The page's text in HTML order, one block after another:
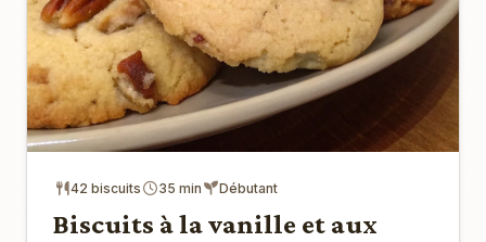
42 biscuits 35 min Débutant
Biscuits à la vanille et aux